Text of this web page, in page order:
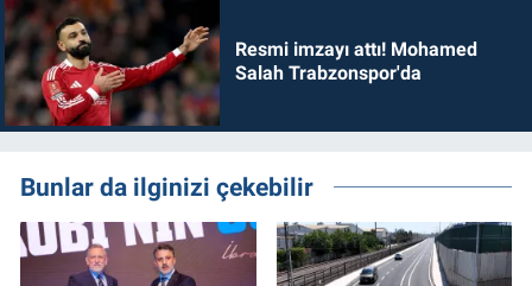
Resmi imzayı attı! Mohamed
Salah Trabzonspor'da
Bunlar da ilginizi çekebilir